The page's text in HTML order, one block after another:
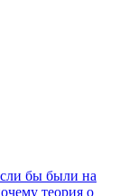
бы были на
теория о